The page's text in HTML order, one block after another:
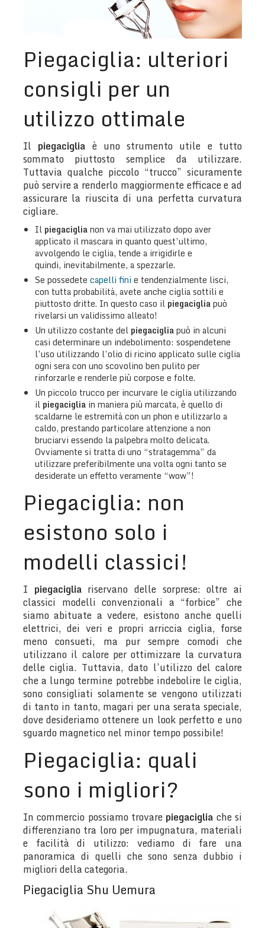
Piegaciglia: ulteriori
consigli per un
utilizzo ottimale
Il piegaciglia è uno strumento utile e tutto
sommato piuttosto semplice da utilizzare.
Tuttavia qualche piccolo “trucco” sicuramente
può servire a renderlo maggiormente efficace e ad
assicurare la riuscita di una perfetta curvatura
cigliare.
Ilpiegaciglianon va mai utilizzato dopo aver
applicato il mascara in quanto quest’ultimo,
avvolgendo le ciglia, tende a irrigidirle e
quindi, inevitabilmente, a spezzarle.
Se possedete capelli fini e tendenzialmente lisci,
con tutta probabilità, avete anche ciglia sottili e
piuttosto dritte. In questo caso il piegacigliapuò
rivelarsi un validissimo alleato!
Un utilizzo costante del piegacigliapuò in alcuni
casi determinare un indebolimento: sospendetene
l’uso utilizzando l’olio di ricino applicato sulle ciglia
ogni sera con uno scovolino ben pulito per
rinforzarle e renderle più corpose e folte.
Un piccolo trucco per incurvare le ciglia utilizzando
il piegacigliain maniera più marcata, è quello di
scaldarne le estremità con un phon e utilizzarlo a
caldo, prestando particolare attenzione a non
bruciarvi essendo la palpebra molto delicata.
Ovviamente si tratta di uno “stratagemma” da
utilizzare preferibilmente una volta ogni tanto se
desiderate un effetto veramente “wow”!
Piegaciglia: non
esistono solo i
modelli classici!
I piegacigliariservano delle sorprese: oltre ai
classici modelli convenzionali a “forbice” che
siamo abituate a vedere, esistono anche quelli
elettrici, dei veri e propri arriccia ciglia, forse
meno consueti, ma pur sempre comodi che
utilizzano il calore per ottimizzare la curvatura
delle ciglia. Tuttavia, dato l’utilizzo del calore
che a lungo termine potrebbe indebolire le ciglia,
sono consigliati solamente se vengono utilizzati
di tanto in tanto, magari per una serata speciale,
dove desideriamo ottenere un look perfetto e uno
sguardo magnetico nel minor tempo possibile!
Piegaciglia: quali
sono i migliori?
In commercio possiamo trovare piegaciglia che si
differenziano tra loro per impugnatura, materiali
e facilità di utilizzo: vediamo di fare una
panoramica di quelli che sono senza dubbio i
migliori della categoria.
Piegaciglia Shu Uemura